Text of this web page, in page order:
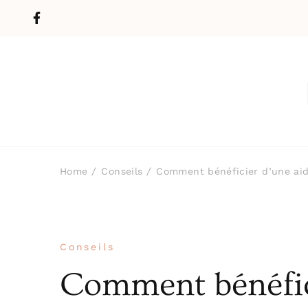
Home Conseils Comment bénéficier d’une
Conseils
Comment